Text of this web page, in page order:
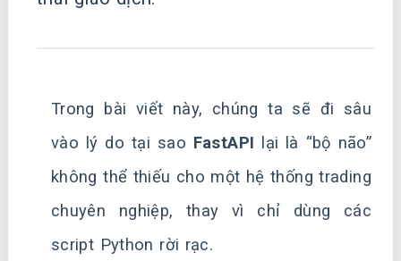
Trong bài viết này, chúng ta sẽ đi sâu
vào lý do tại sao FastAPI lại là “bộ não”
không thể thiếu cho một hệ thống trading
chuyên nghiệp, thay vì chỉ dùng các
script Python rời rạc.